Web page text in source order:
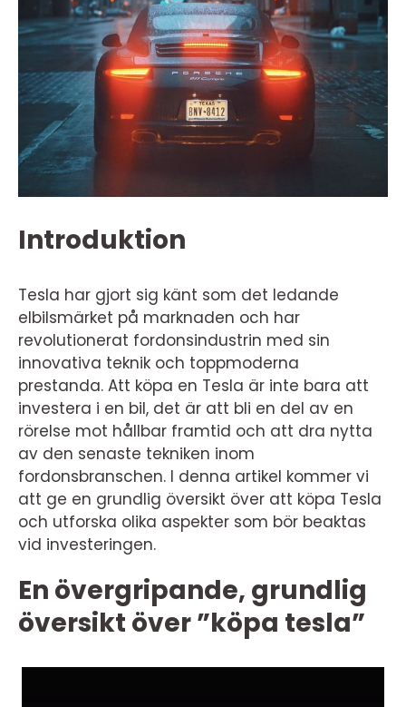
Introduktion
Tesla har gjort sig känt som det ledande
elbilsmärket på marknaden och har
revolutionerat fordonsindustrin med sin
innovativa teknik och toppmoderna
prestanda. Att köpa en Tesla är inte bara att
investera i en bil, det är att bli en del av en
rörelse mot hållbar framtid och att dra nytta
av den senaste tekniken inom
fordonsbranschen. I denna artikel kommer vi
att ge en grundlig översikt över att köpa Tesla
och utforska olika aspekter som bör beaktas
vid investeringen.
En övergripande, grundlig
översikt över ”köpa tesla”